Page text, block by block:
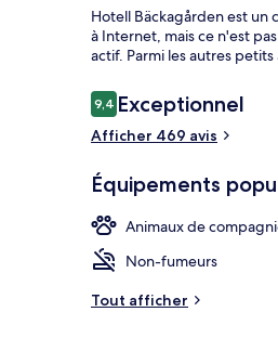
Hotell Bäckagården est un
à Internet, mais ce n'est
actif. Parmi les autres
Avis
voyageurs
9,49,4 sur 10
Exceptionnel
Afficher 469 avis
Équipements
Animaux de
Non-fumeurs
Tout afficher